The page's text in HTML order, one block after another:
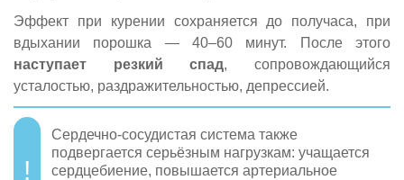
Эффект при курении сохраняется до получаса, при
вдыхании порошка — 40–60 минут. После этого
наступает резкий спад, сопровождающийся
усталостью, раздражительностью, депрессией.
Сердечно-сосудистая система также
подвергается серьёзным нагрузкам: учащается
сердцебиение, повышается артериальное